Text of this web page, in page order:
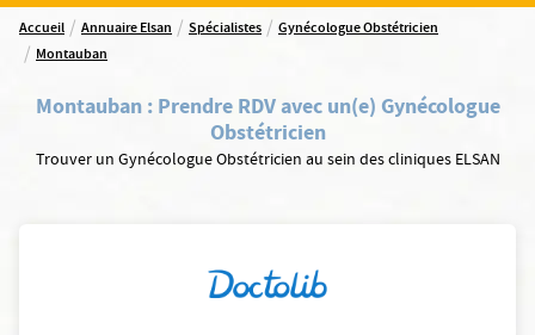
Accueil / Annuaire Elsan / Spécialistes / Gynécologue Obstétricien
/ Montauban
Montauban: Prendre RDV avec un(e) Gynécologue
Obstétricien
Trouver un Gynécologue Obstétricien au sein des cliniques ELSAN